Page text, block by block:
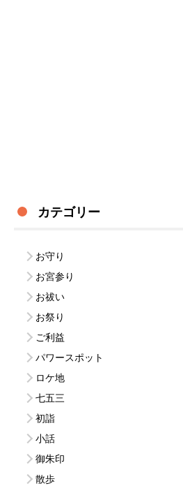
カテゴリー
お守り
お宮参り
お祓い
お祭り
ご利益
パワースポット
ロケ地
七五三
初詣
小話
御朱印
散歩